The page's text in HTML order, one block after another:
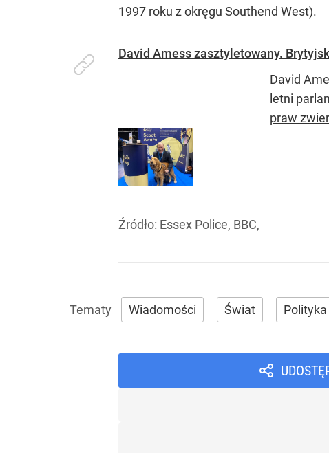
1997 roku z okręgu Southend West).
David Amess zasztyletowany.
David
letni
praw
Źródło: Essex Police, BBC,
Wiadomości Świat Polityka